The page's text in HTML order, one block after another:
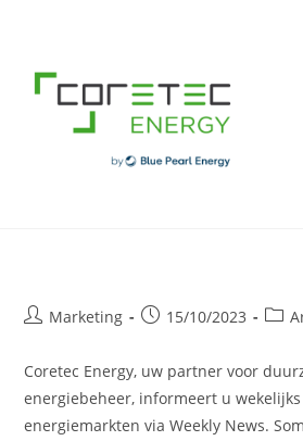
content
PostMarketing
Post15/10/2023
Post
Coretec Energy, uw partner voor
energiebeheer, informeert u
energiemarkten via Weekly News.